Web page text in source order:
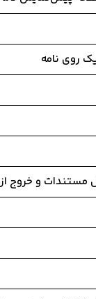
روی نامه
مستندات و خروج